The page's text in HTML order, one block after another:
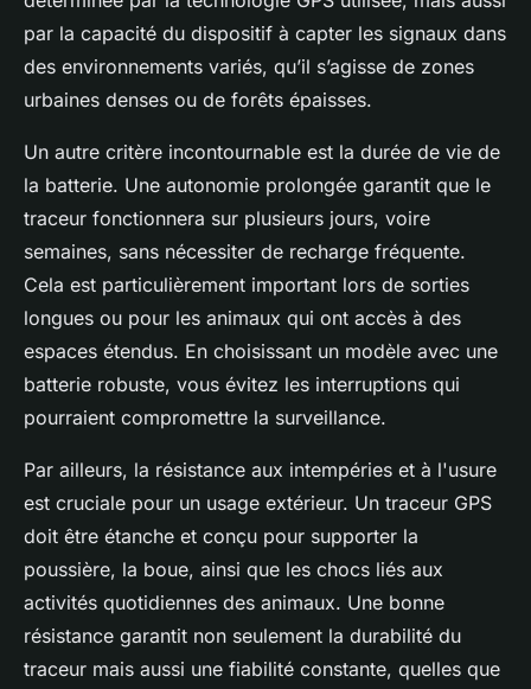
par la capacité du dispositif à capter les signaux dans
des environnements variés, qu’il s’agisse de zones
urbaines denses ou de forêts épaisses.
Un autre critère incontournable est la durée de vie de
la batterie. Une autonomie prolongée garantit que le
traceur fonctionnera sur plusieurs jours, voire
semaines, sans nécessiter de recharge fréquente.
Cela est particulièrement important lors de sorties
longues ou pour les animaux qui ont accès à des
espaces étendus. En choisissant un modèle avec une
batterie robuste, vous évitez les interruptions qui
pourraient compromettre la surveillance.
Par ailleurs, la résistance aux intempéries et à l'usure
est cruciale pour un usage extérieur. Un traceur GPS
doit être étanche et conçu pour supporter la
poussière, la boue, ainsi que les chocs liés aux
activités quotidiennes des animaux. Une bonne
résistance garantit non seulement la durabilité du
traceur mais aussi une fiabilité constante, quelles que